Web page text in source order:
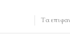
Τα